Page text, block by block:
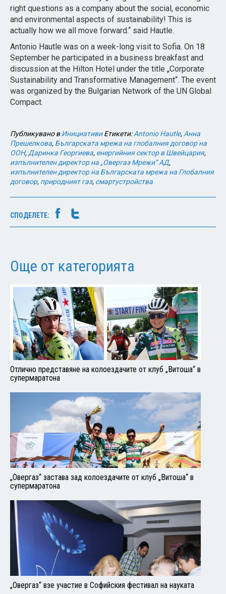
right questions as a company about the social, economic
and environmental aspects of sustainability! This is
actually how we all move forward.“ said Hautle.
Antonio Hautle was on a week-long visit to Sofia. On 18
September he participated in a business breakfast and
discussion at the Hilton Hotel under the title „Corporate
Sustainability and Transformative Management“. The event
was organized by the Bulgarian Network of the UN Global
Compact.
Публикувано вИнициативи Етикети:Antonio Hautle, Анна
Прешелкова, Българската мрежа на глобалния договор на
ООН, Даринка Георгиева, енергийния сектор в Швейцария,
изпълнителен директор на „Овергаз Мрежи“ АД,
изпълнителен директор на Българската мрежа на Глобалния
договор, природният газ, смартустройства
СПОДЕЛЕТЕ:
Още от категорията
Отлично представяне на колоездачите от клуб „Витоша“ в
супермаратона
„Овергаз“ застава зад колоездачите от клуб „Витоша“ в
супермаратона
„Овергаз“ взе участие в Софийския фестивал на науката